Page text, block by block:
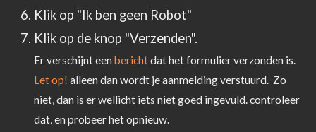
Klik op "Ik ben geen Robot"
Klik op de knop "Verzenden".
Er verschijnt eenberichtdat het formulier verzonden is.
Let op! alleen dan wordt je aanmelding verstuurd. Zo
niet, dan is er wellicht iets niet goed ingevuld. controleer
dat, en probeer het opnieuw.